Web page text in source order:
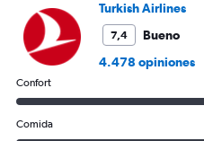
1680.
Turkish Airlines
7,4
Bueno
4.478 opiniones
Confort
Comida